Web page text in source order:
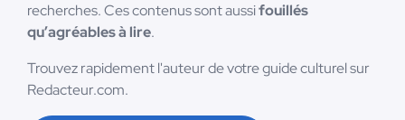
recherches. Ces contenus sont aussifouillés
qu’agréables à lire.
Trouvez rapidement l'auteur de votre guide culturel sur
Redacteur.com.